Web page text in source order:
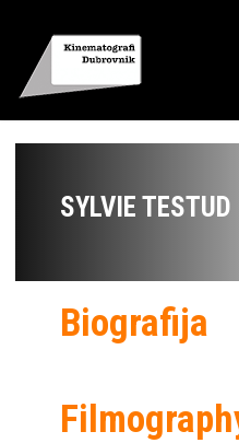
SYLVIE TESTUD
Biografija